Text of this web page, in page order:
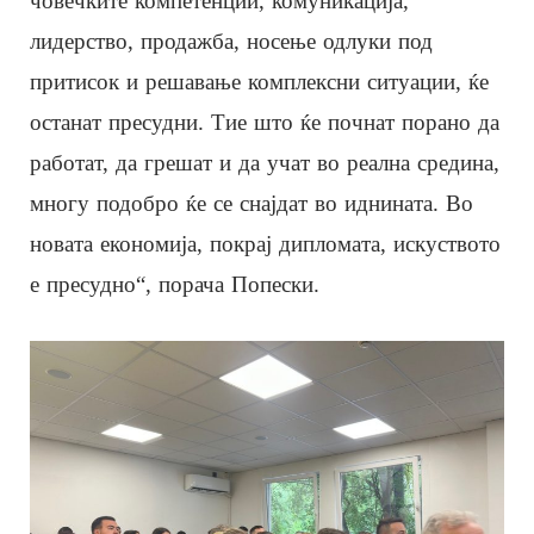
лидерство, продажба, носење одлуки под
притисок и решавање комплексни ситуации, ќе
останат пресудни. Тие што ќе почнат порано да
работат, да грешат и да учат во реална средина,
многу подобро ќе се снајдат во иднината. Во
новата економија, покрај дипломата, искуството
е пресудно“, порача Попески.